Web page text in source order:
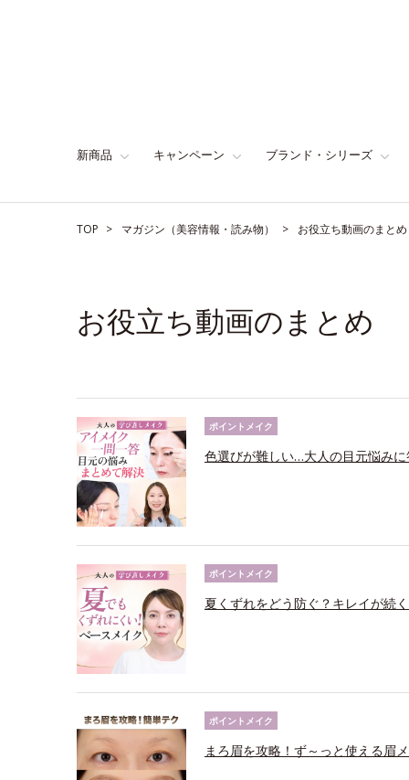
新商品 キャンペーン ブランド・シリーズ
TOP マガジン（美容情報・読み物） お役立ち動画のまとめ
お役立ち動画のまとめ
ポイントメイク
色選びが難しい…大人の目元悩み
ポイントメイク
夏くずれをどう防ぐ？キレイが続
ポイントメイク
まろ眉を攻略！ず～っと使える眉